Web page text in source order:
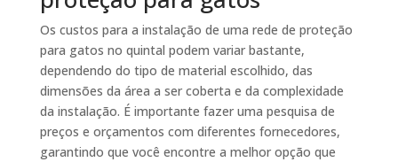
Os custos para a instalação de uma rede de proteção
para gatos no quintal podem variar bastante,
dependendo do tipo de material escolhido, das
dimensões da área a ser coberta e da complexidade
da instalação. É importante fazer uma pesquisa de
preços e orçamentos com diferentes fornecedores,
garantindo que você encontre a melhor opção que